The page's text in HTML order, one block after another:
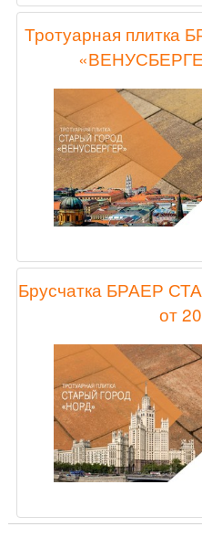
Тротуарная
Брусчатка БРАЕР
от